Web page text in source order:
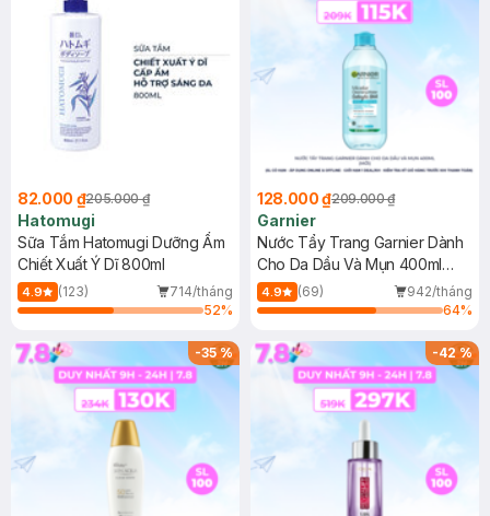
82.000 ₫205.000 ₫
Hatomugi
Sữa Tắm Hatomugi Dưỡng Ẩm
Chiết Xuất Ý Dĩ 800ml
4.9 (123)
714/tháng
52%
128.000 ₫209.000 ₫
Garnier
Nước Tẩy Trang Garnier Dành
Cho Da Dầu Và Mụn 400ml
(Mới)
4.9 (69)
942/tháng
64%
-35% -42%